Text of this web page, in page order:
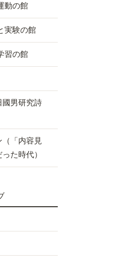
動の館
実験の館
習の館
國男研究詩
「内容見
た時代）